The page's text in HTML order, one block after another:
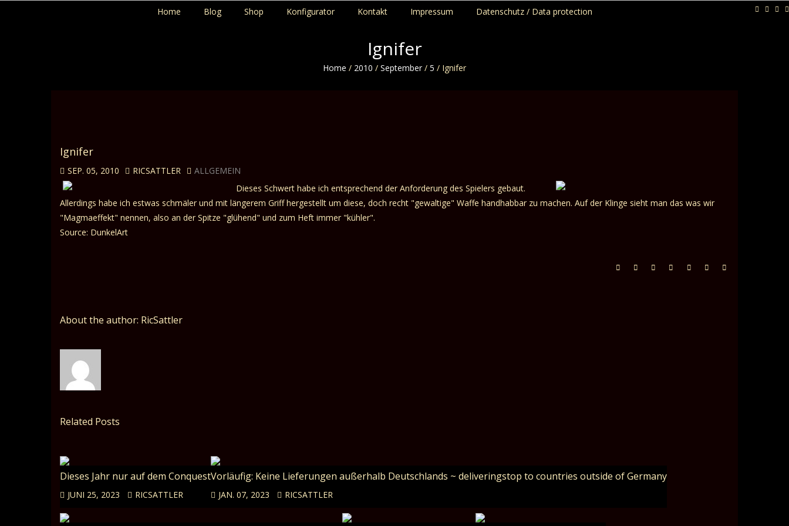
Home Blog Shop Konfigurator Kontakt Impressum Datenschutz / Data protection
Ignifer
Home / 2010 / September / 5 / Ignifer
Ignifer
SEP. 05, 2010 RICSATTLER
ALLGEMEIN
Dieses Schwert habe ich entsprechend der Anforderung des Spielers gebaut.
Allerdings habe ich estwas schmäler und mit längerem Griff hergestellt um diese, doch recht "gewaltige" Waffe handhabbar zu machen. Auf der Klinge sieht man das was wir
"Magmaeffekt" nennen, also an der Spitze "glühend" und zum Heft immer "kühler".
Source: DunkelArt
About the author: RicSattler
Related Posts
Dieses Jahr nur auf dem Conquest
JUNI 25, 2023 RICSATTLER
Vorläufig: Keine Lieferungen außerhalb Deutschlands ~ deliveringstop to countries outside of Germany
JAN. 07, 2023 RICSATTLER